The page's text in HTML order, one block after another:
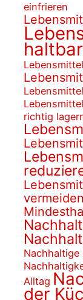
einfrieren
richtig
vermeiden
Nachhaltige
Alltag
der